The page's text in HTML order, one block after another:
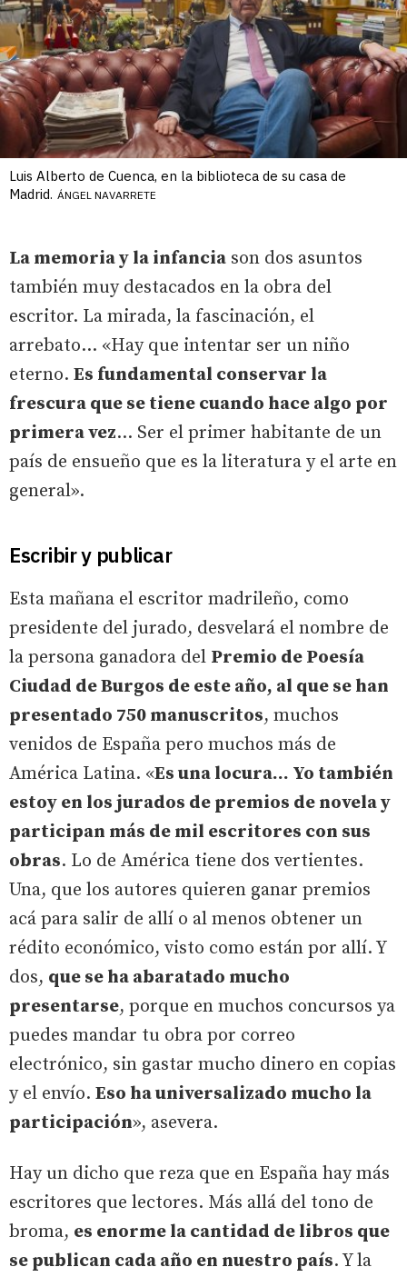
Luis Alberto de Cuenca, en la biblioteca de su casa de
Madrid. ÁNGEL NAVARRETE
La memoria y la infancia son dos asuntos
también muy destacados en la obra del
escritor. La mirada, la fascinación, el
arrebato... «Hay que intentar ser un niño
eterno. Es fundamental conservar la
frescura que se tiene cuando hace algo por
primera vez... Ser el primer habitante de un
país de ensueño que es la literatura y el arte en
general».
Escribir y publicar
Esta mañana el escritor madrileño, como
presidente del jurado, desvelará el nombre de
la persona ganadora del Premio de Poesía
Ciudad de Burgos de este año, al que se han
presentado 750 manuscritos, muchos
venidos de España pero muchos más de
América Latina. «Es una locura... Yo también
estoy en los jurados de premios de novela y
participan más de mil escritores con sus
obras. Lo de América tiene dos vertientes.
Una, que los autores quieren ganar premios
acá para salir de allí o al menos obtener un
rédito económico, visto como están por allí. Y
dos, que se ha abaratado mucho
presentarse, porque en muchos concursos ya
puedes mandar tu obra por correo
electrónico, sin gastar mucho dinero en copias
y el envío. Eso ha universalizado mucho la
participación», asevera.
Hay un dicho que reza que en España hay más
escritores que lectores. Más allá del tono de
broma, es enorme la cantidad de libros que
se publican cada año en nuestro país. Y la